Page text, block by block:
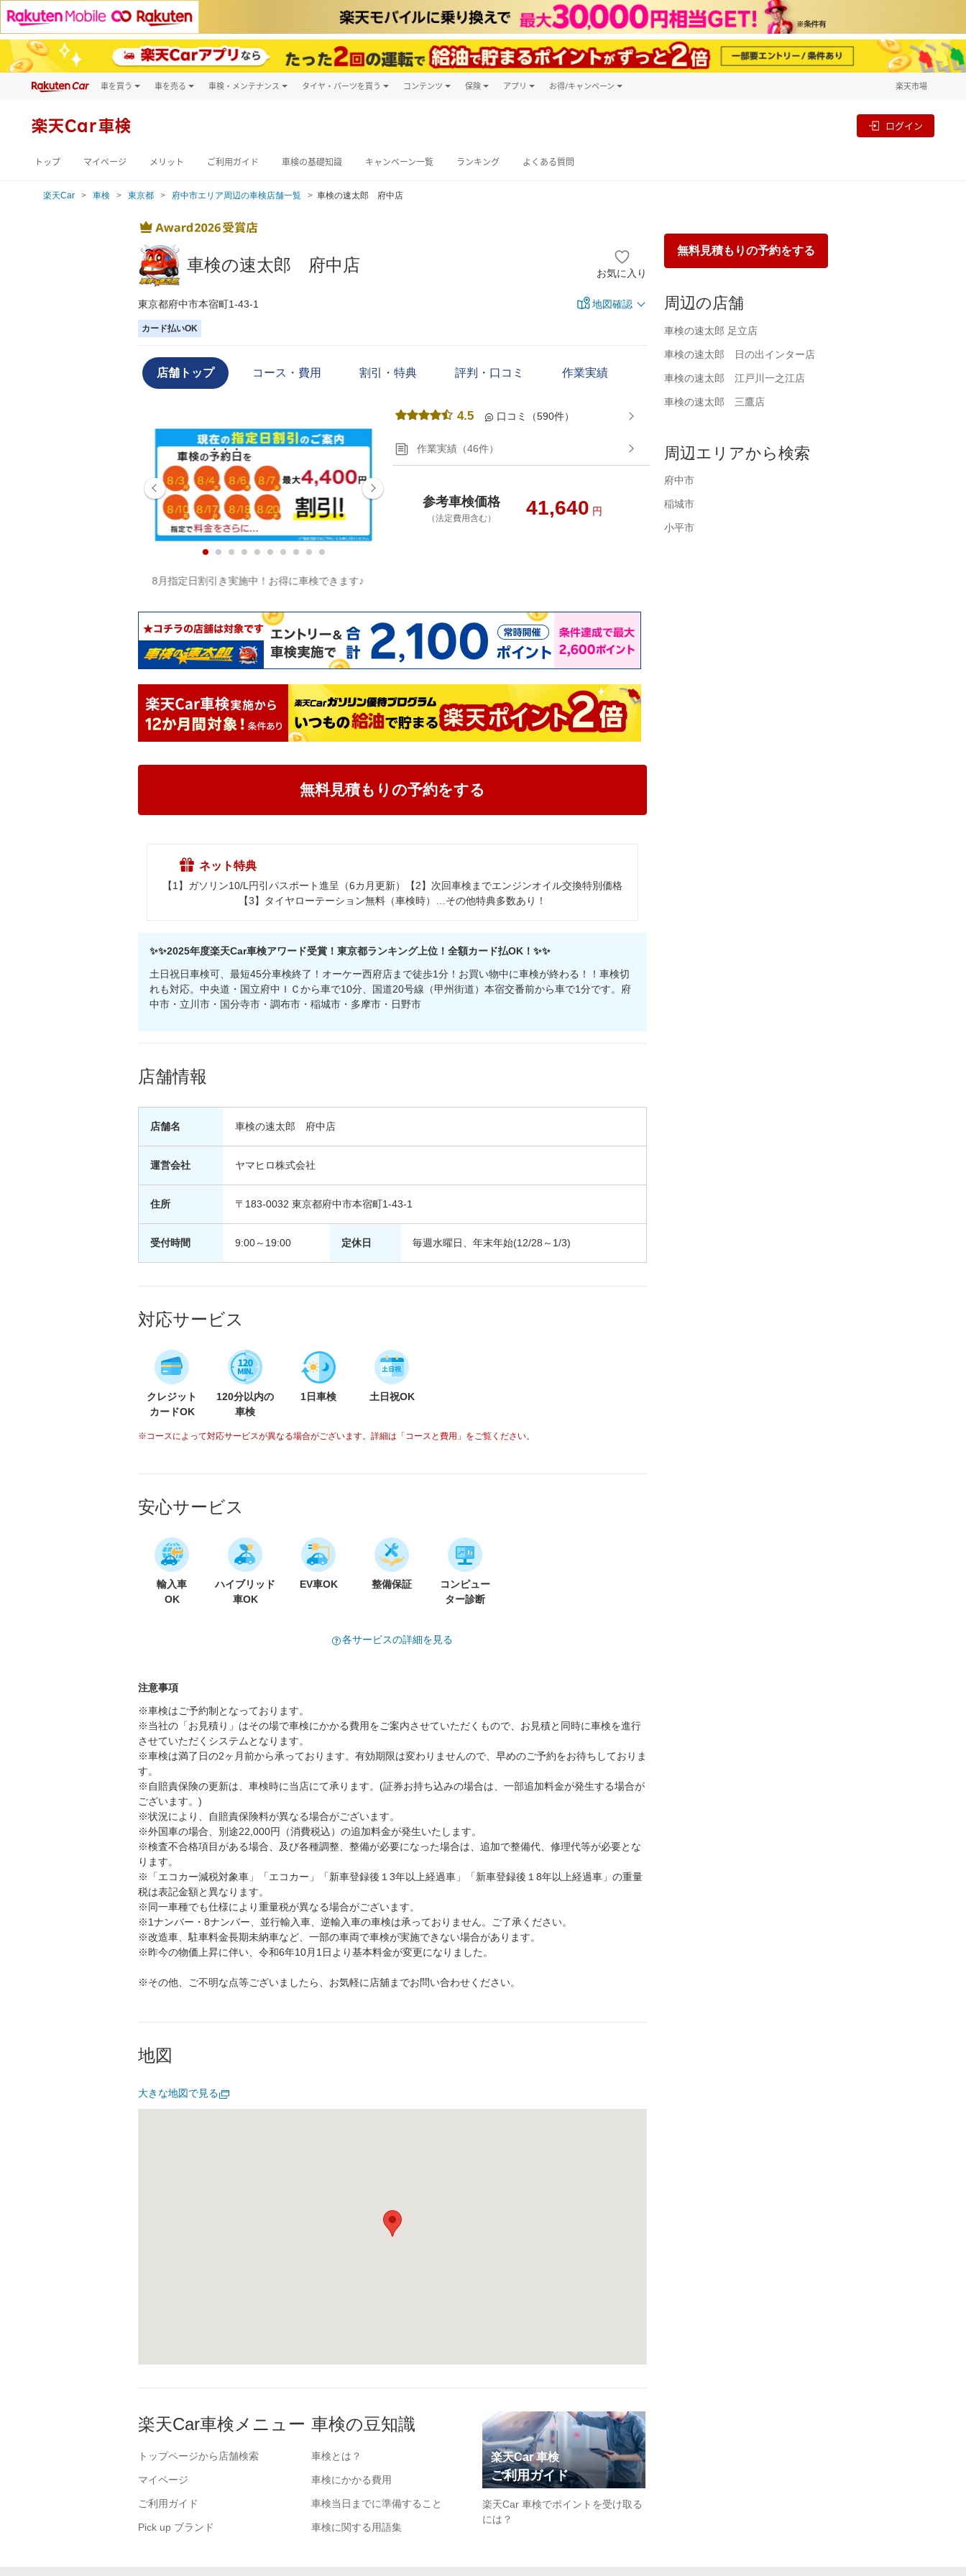
車を買う
新車
車を売る 車検・メンテナンス タイヤ・パーツを買う コンテンツ 保険 アプリ お得/キャンペーン 楽天市場
楽天Car車検 ログイン
トップ マイページ メリット ご利用ガイド 車検の基礎知識 キャンペーン一覧 ランキング よくある質問
楽天Car 車検 東京都 府中市エリア周辺の車検店舗一覧 車検の速太郎 府中店
無料見積もりの予約をする
周辺の店舗
車検の速太郎 足立店
車検の速太郎 日の出インター店
車検の速太郎 江戸川一之江店
車検の速太郎 三鷹店
周辺エリアから検索
府中市
稲城市
小平市
車検の速太郎 府中店 お気に入り
東京都府中市本宿町1-43-1 地図確認
カード払いOK
店舗トップ コース・費用 割引・特典 評判・口コミ 作業実績
8月指定日割引き実施中！お得に車検できます♪
4.5 口コミ（590件）
作業実績（46件）
参考車検価格
（法定費用含む） 41,640 円
無料見積もりの予約をする
ネット特典
【1】ガソリン10/L円引パスポート進呈（6カ月更新）【2】次回車検までエンジンオイル交換特別価格
【3】タイヤローテーション無料（車検時）…その他特典多数あり！
✨✨2025年度楽天Car車検アワード受賞！東京都ランキング上位！全額カード払OK！✨✨
土日祝日車検可、最短45分車検終了！オーケー西府店まで徒歩1分！お買い物中に車検が終わる！！車検切
れも対応。中央道・国立府中ＩＣから車で10分、国道20号線（甲州街道）本宿交番前から車で1分です。府
中市・立川市・国分寺市・調布市・稲城市・多摩市・日野市
店舗情報
店舗名 車検の速太郎 府中店
運営会社 ヤマヒロ株式会社
住所 〒183-0032 東京都府中市本宿町1-43-1
受付時間 9:00～19:00 定休日 毎週水曜日、年末年始(12/28～1/3)
対応サービス
クレジット
カードOK
120分以内の
車検
1日車検 土日祝OK
※コースによって対応サービスが異なる場合がございます。詳細は「コースと費用」をご覧ください。
安心サービス
輸入車
OK
ハイブリッド
車OK
EV車OK 整備保証
コンピュー
ター診断
各サービスの詳細を見る
注意事項
※車検はご予約制となっております。
※当社の「お見積り」はその場で車検にかかる費用をご案内させていただくもので、お見積と同時に車検を進行
させていただくシステムとなります。
※車検は満了日の2ヶ月前から承っております。有効期限は変わりませんので、早めのご予約をお待ちしておりま
す。
※自賠責保険の更新は、車検時に当店にて承ります。(証券お持ち込みの場合は、一部追加料金が発生する場合が
ございます。)
※状況により、自賠責保険料が異なる場合がございます。
※外国車の場合、別途22,000円（消費税込）の追加料金が発生いたします。
※検査不合格項目がある場合、及び各種調整、整備が必要になった場合は、追加で整備代、修理代等が必要とな
ります。
※「エコカー減税対象車」「エコカー」「新車登録後１3年以上経過車」「新車登録後１8年以上経過車」の重量
税は表記金額と異なります。
※同一車種でも仕様により重量税が異なる場合がございます。
※1ナンバー・8ナンバー、並行輸入車、逆輸入車の車検は承っておりません。ご了承ください。
※改造車、駐車料金長期未納車など、一部の車両で車検が実施できない場合があります。
※昨今の物価上昇に伴い、令和6年10月1日より基本料金が変更になりました。
※その他、ご不明な点等ございましたら、お気軽に店舖までお問い合わせください。
地図
大きな地図で見る
楽天Car車検メニュー
トップページから店舗検索
マイページ
ご利用ガイド
Pick up ブランド
車検の豆知識
車検とは？
車検にかかる費用
車検当日までに準備すること
車検に関する用語集
楽天Car 車検
ご利用ガイド
楽天Car 車検でポイントを受け取る
には？